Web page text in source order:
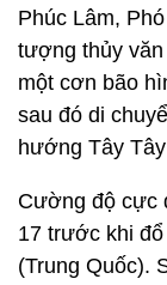
Phúc Lâm,
tượng thủy
một cơn bão
sau đó di
hướng Tây
Cường độ cực
17 trước khi
(Trung Quốc).